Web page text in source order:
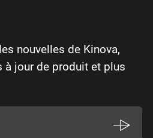
nouvelles de Kinova,
à jour de produit et plus